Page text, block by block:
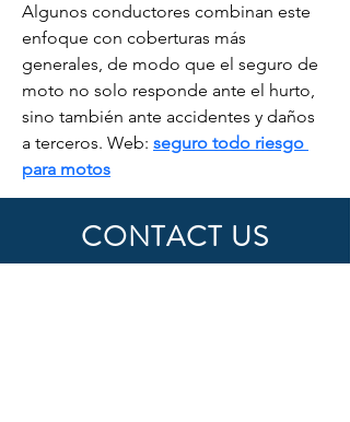
Algunos conductores combinan este
enfoque con coberturas más
generales, de modo que el seguro de
moto no solo responde ante el hurto,
sino también ante accidentes y daños
a terceros. Web: seguro todo riesgo
para motos
CONTACT US